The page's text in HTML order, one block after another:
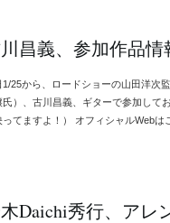
昌義、参加作品情
1/25から、ロードショーの山田洋次
氏）、古川昌義、ギターで参加して
ってますよ！） オフィシャルWebは
Daichi秀行、アレ